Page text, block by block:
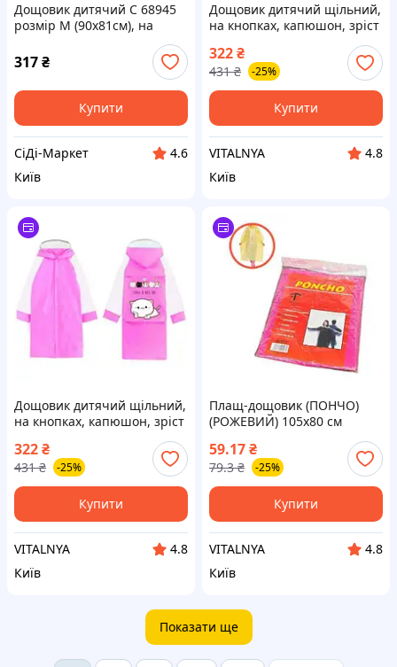
Дощовик дитячий C 68945
розмір М (90х81см), на
кнопках, капюшон, у пакеті,
ВИДАЄТЬСЯ ТІЛЬКИ МІКС
ВИД [Склад: Одеса №4]
317₴
Купити
СіДі-Маркет
4.6
Київ
Дощовик дитячий щільний,
на кнопках, капюшон, зріст
(РОЖЕВИЙ)
322₴
431 ₴ -25%
Купити
VITALNYA
4.8
Київ
Дощовик дитячий щільний,
на кнопках, капюшон, зріст
(МАЛИНОВИЙ)
322₴
431 ₴ -25%
Купити
VITALNYA
4.8
Київ
Плащ-дощовик (ПОНЧО)
(РОЖЕВИЙ) 105х80 см
59.17₴
79.3 ₴ -25%
Купити
VITALNYA
4.8
Київ
Показати ще